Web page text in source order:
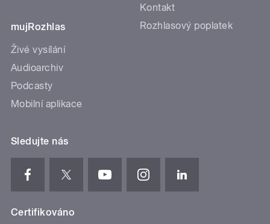
mujRozhlas
Živé vysílání
Audioarchiv
Podcasty
Mobilní aplikace
Kontakt
Rozhlasový poplatek
Sledujte nás
Certifikováno